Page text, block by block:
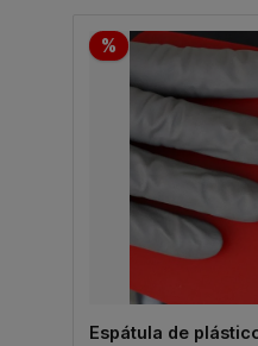
%
Espátula de